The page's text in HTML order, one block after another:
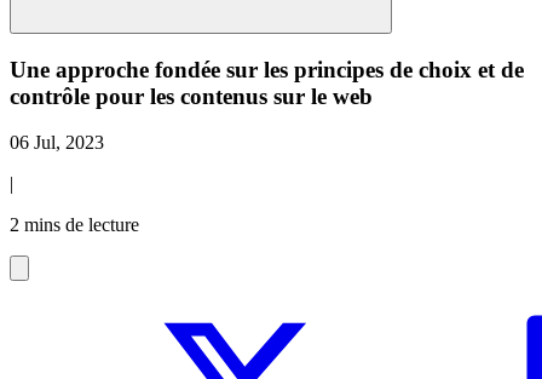
Une approche fondée sur les principes de choix et de
contrôle pour les contenus sur le web
06 Jul, 2023
|
2 mins de lecture